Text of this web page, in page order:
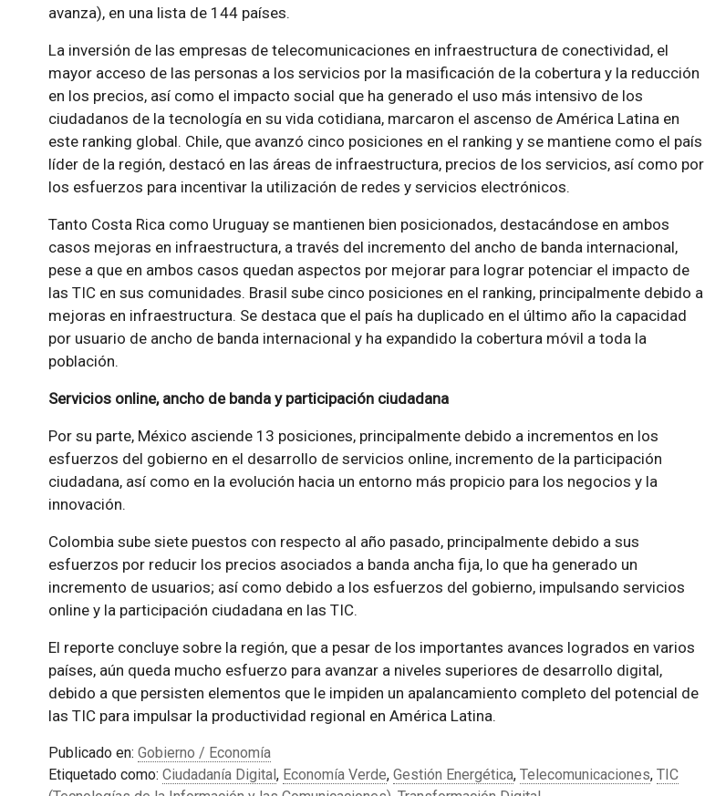
avanza), en una lista de 144 países.
La inversión de las empresas de telecomunicaciones en infraestructura de conectividad, el
mayor acceso de las personas a los servicios por la masificación de la cobertura y la reducción
en los precios, así como el impacto social que ha generado el uso más intensivo de los
ciudadanos de la tecnología en su vida cotidiana, marcaron el ascenso de América Latina en
este ranking global. Chile, que avanzó cinco posiciones en el ranking y se mantiene como el país
líder de la región, destacó en las áreas de infraestructura, precios de los servicios, así como por
los esfuerzos para incentivar la utilización de redes y servicios electrónicos.
Tanto Costa Rica como Uruguay se mantienen bien posicionados, destacándose en ambos
casos mejoras en infraestructura, a través del incremento del ancho de banda internacional,
pese a que en ambos casos quedan aspectos por mejorar para lograr potenciar el impacto de
las TIC en sus comunidades. Brasil sube cinco posiciones en el ranking, principalmente debido a
mejoras en infraestructura. Se destaca que el país ha duplicado en el último año la capacidad
por usuario de ancho de banda internacional y ha expandido la cobertura móvil a toda la
población.
Servicios online, ancho de banda y participación ciudadana
Por su parte, México asciende 13 posiciones, principalmente debido a incrementos en los
esfuerzos del gobierno en el desarrollo de servicios online, incremento de la participación
ciudadana, así como en la evolución hacia un entorno más propicio para los negocios y la
innovación.
Colombia sube siete puestos con respecto al año pasado, principalmente debido a sus
esfuerzos por reducir los precios asociados a banda ancha fija, lo que ha generado un
incremento de usuarios; así como debido a los esfuerzos del gobierno, impulsando servicios
online y la participación ciudadana en las TIC.
El reporte concluye sobre la región, que a pesar de los importantes avances logrados en varios
países, aún queda mucho esfuerzo para avanzar a niveles superiores de desarrollo digital,
debido a que persisten elementos que le impiden un apalancamiento completo del potencial de
las TIC para impulsar la productividad regional en América Latina.
Publicado en: Gobierno / Economía
Etiquetado como: Ciudadanía Digital, Economía Verde, Gestión Energética, Telecomunicaciones, TIC